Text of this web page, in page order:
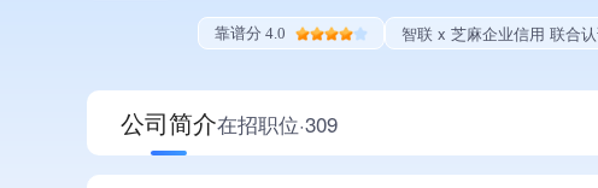
靠谱分 4.0 智联 x 芝麻企业信用 联合
公司简介在招职位·309